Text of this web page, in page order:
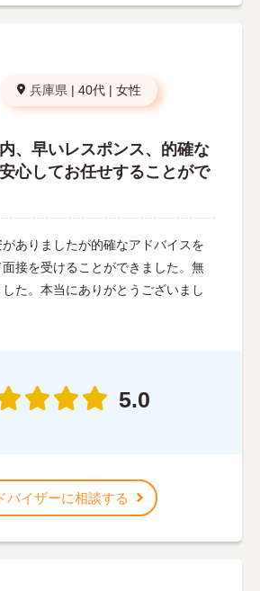
兵庫県 | 40代 | 女性
、早いレスポンス、的確な
心してお任せすることがで
ありましたが的確なアドバイスを
接を受けることができました。無
た。本当にありがとうございまし
5.0
バイザーに相談する